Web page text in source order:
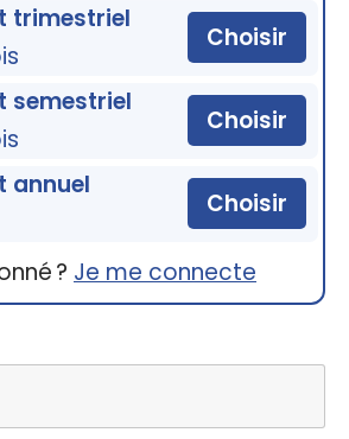
trimestriel
Choisir
semestriel
Choisir
annuel
Choisir
? Je me connecte